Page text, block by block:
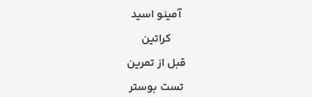
آمینو اسید
کراتین
قبل از تمرین
تست بوستر